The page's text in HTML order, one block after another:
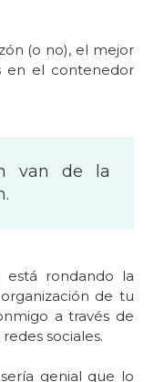
(o no), el mejor
en el contenedor
van de la
rondando la
de tu
a través de
sociales.
genial que lo